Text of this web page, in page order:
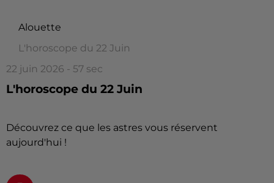
Alouette
L'horoscope du 22 Juin
22 juin 2026 - 57 sec
L'horoscope du 22 Juin
Découvrez ce que les astres vous réservent
aujourd'hui !